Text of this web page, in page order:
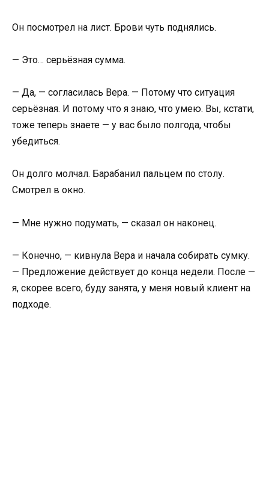
Он посмотрел на лист. Брови чуть поднялись.
— Это… серьёзная сумма.
— Да, — согласилась Вера. — Потому что ситуация
серьёзная. И потому что я знаю, что умею. Вы, кстати,
тоже теперь знаете — у вас было полгода, чтобы
убедиться.
Он долго молчал. Барабанил пальцем по столу.
Смотрел в окно.
— Мне нужно подумать, — сказал он наконец.
— Конечно, — кивнула Вера и начала собирать сумку.
— Предложение действует до конца недели. После —
я, скорее всего, буду занята, у меня новый клиент на
подходе.